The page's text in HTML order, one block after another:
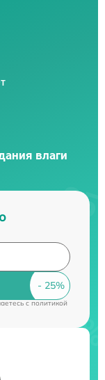
влаги
cполитикой